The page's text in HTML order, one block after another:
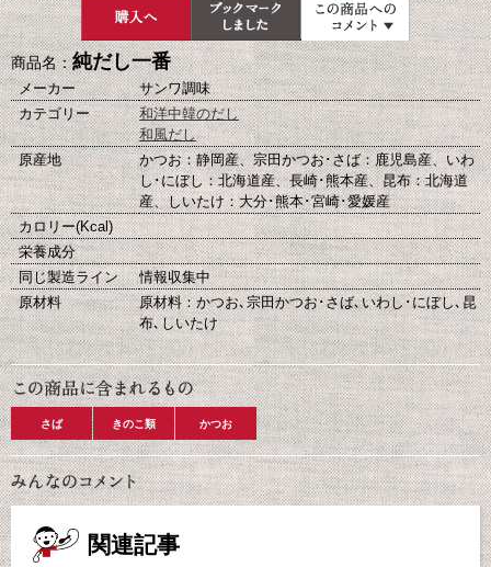
商品名：純だし一番
メーカー
サンワ調味
カテゴリー
和洋中韓のだし
和風だし
原産地
かつお：静岡産、宗田かつお･さば：鹿児島産、いわ
し･にぼし：北海道産、長崎･熊本産、昆布：北海道
産、しいたけ：大分･熊本･宮崎･愛媛産
カロリー(Kcal)
栄養成分
同じ製造ライン
情報収集中
原材料
原材料：かつお､宗田かつお･さば､いわし･にぼし､昆
布､しいたけ
さば きのこ類 かつお
関連記事